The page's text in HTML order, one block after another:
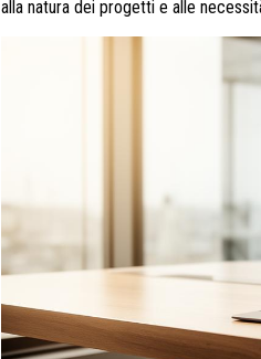
alla natura dei progetti e alle